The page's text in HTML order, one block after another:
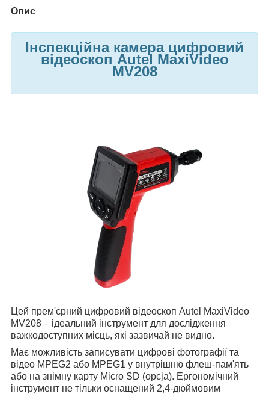
Опис
Інспекційна камера цифровий
відеоскоп Autel MaxiVideo
MV208
Цей прем'єрний цифровий відеоскоп Autel MaxiVideo
MV208 – ідеальний інструмент для дослідження
важкодоступних місць, які зазвичай не видно.
Має можливість записувати цифрові фотографії та
відео MPEG2 або MPEG1 у внутрішню флеш-пам'ять
або на знімну карту Micro SD (opcja). Ергономічний
інструмент не тільки оснащений 2,4-дюймовим